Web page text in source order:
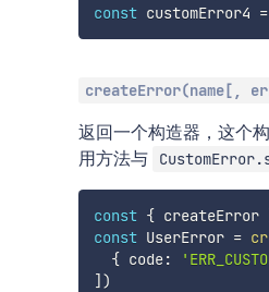
const customError4 =
createError(name[,
返回一个构造器，这个
用方法与
const { createError
const UserError =
{ code:
] )